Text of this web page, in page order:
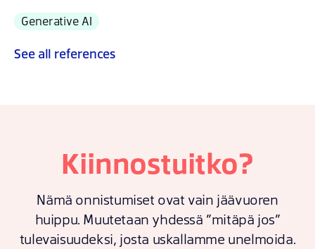
Generative AI
See all references
Kiinnostuitko?
Nämä onnistumiset ovat vain jäävuoren
huippu. Muutetaan yhdessä ”mitäpä jos”
tulevaisuudeksi, josta uskallamme unelmoida.